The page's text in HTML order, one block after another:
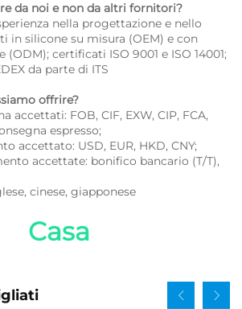
da noi e non da altri fornitori?
nella progettazione e nello
in silicone su misura (OEM) e con
certificati ISO 9001 e ISO 14001;
da parte di ITS
offrire?
accettati: FOB, CIF, EXW, CIP, FCA,
espresso;
accettato: USD, EUR, HKD, CNY;
accettate: bonifico bancario (T/T),
cinese, giapponese
Casa